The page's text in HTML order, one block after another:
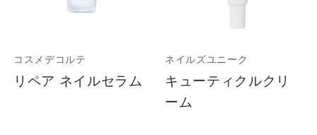
コスメデコルテ
リペア ネイルセラム
ネイルズユニーク
キューティクルクリ
ーム